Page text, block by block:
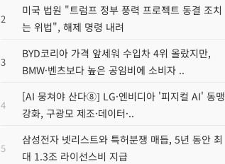
2
미국 법원 "트럼프 정부 풍력 프로젝트 동결 조치
는 위법", 해제 명령 내려
3
BYD코리아 가격 앞세워 수입차 4위 올랐지만,
BMW·벤츠보다 높은 공임비에 소비자 ..
4
[AI 뭉쳐야 산다⑧] LG·엔비디아 '피지컬 AI' 동맹
강화, 구광모 제조·데이터·..
5
삼성전자 넷리스트와 특허분쟁 매듭, 5년 동안 최
대 1.3조 라이선스비 지급